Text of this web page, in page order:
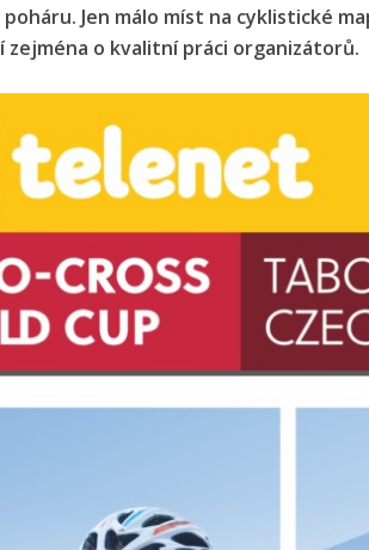
Jen málo míst na cyklistické
zejména o kvalitní práci organizátorů.